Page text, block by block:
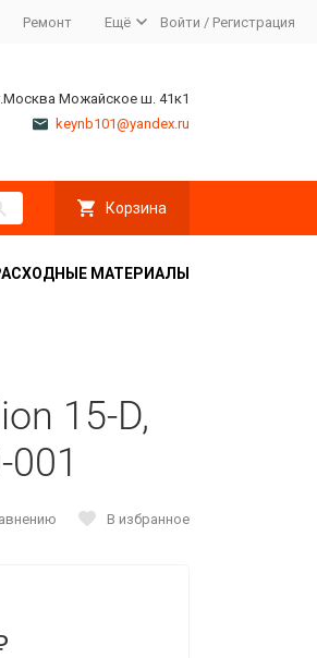
Ремонт Ещё Войти / Регистрация
Можайское ш. 41к1
keynb101@yandex.ru
Корзина
МАТЕРИАЛЫ
15-D,
001
В избранное